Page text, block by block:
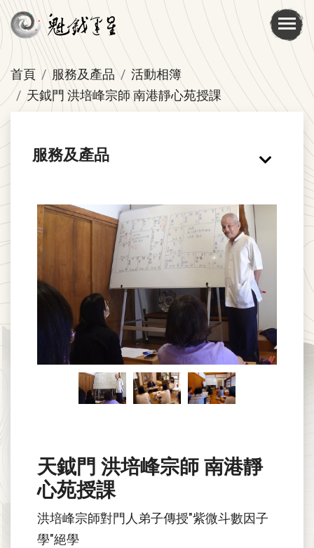
首頁 服務及產品
活動相簿
天鉞門 洪培峰宗師 南港靜心苑授課
服務及產品
天鉞門 洪培峰宗師 南港靜
心苑授課
洪培峰宗師對門人弟子傳授"紫微斗數因子
學"絕學